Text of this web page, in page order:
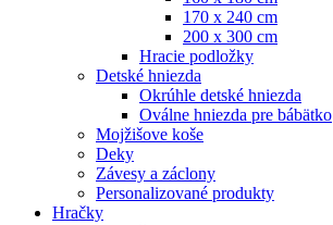
170 x 240 cm
200 x 300 cm
Hracie podložky
Detské hniezda
Okrúhle detské hniezda
Oválne hniezda pre bábätko
Mojžišove koše
Deky
Závesy a záclony
Personalizované produkty
Hračky